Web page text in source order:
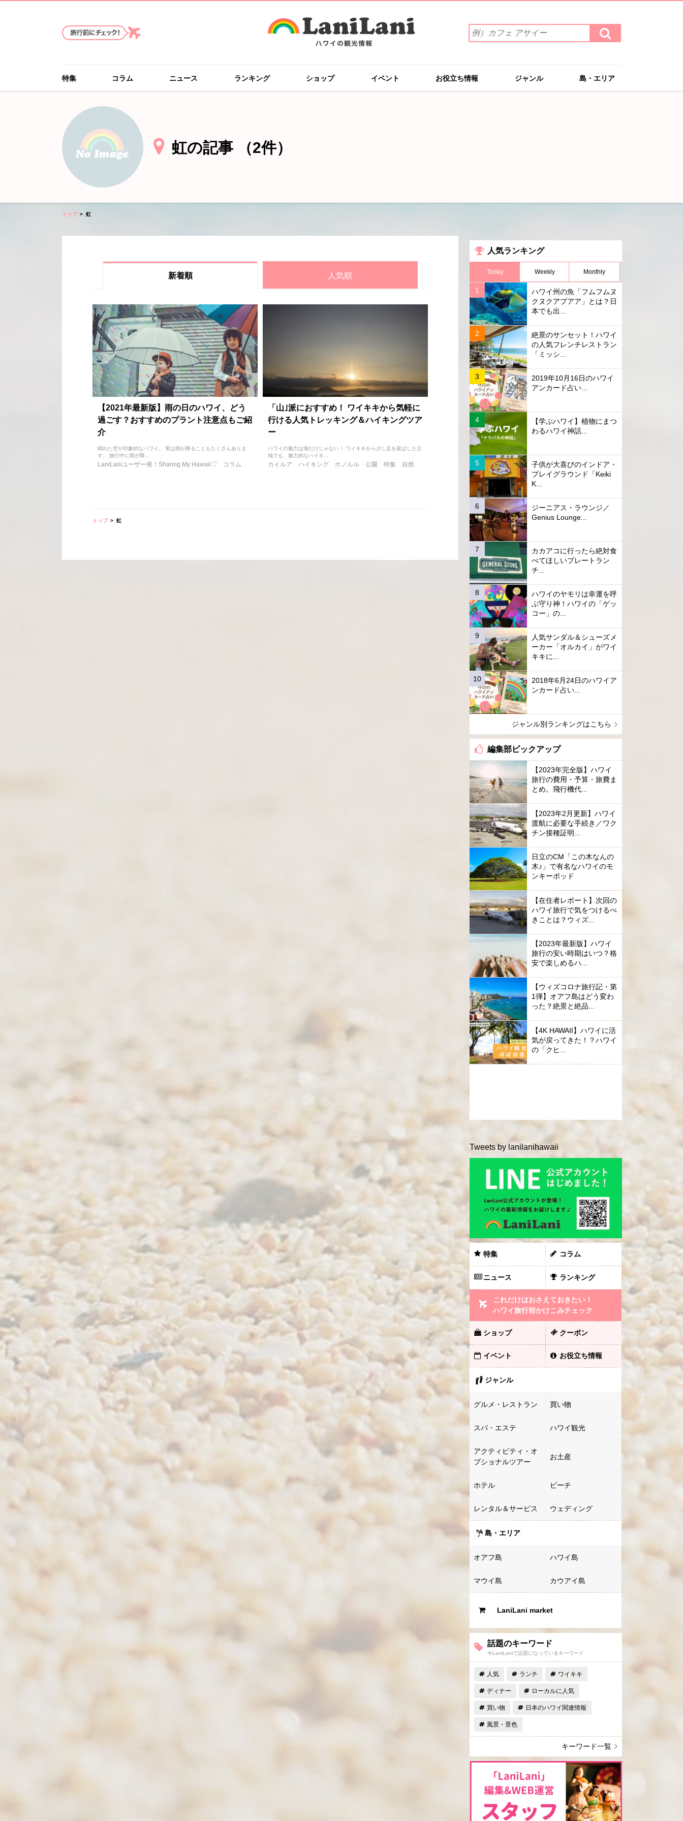
索
ワ
を
入
ー
検
索
す
特集 コラム ニュース ランキング ショップ イベント お役立ち情報 ジャンル 島・エリア
虹の記事 （2件）
トップ 虹
新着順 人気順
【2021年最新版】雨の日のハワイ、どう
過ごす？おすすめのプラント注意点もご紹
介
晴れた空が印象的なハワイ。 実は雨が降ることもたくさんありま
す。 旅行中に雨が降...
LaniLaniユーザー発！Sharing My Hawaii♡ コラム
「山｣派におすすめ！ ワイキキから気軽に
行ける人気トレッキング＆ハイキングツア
ー
ハワイの魅力は海だけじゃない！ ワイキキから少し足を延ばした立
地でも、魅力的なハイキ...
カイルア ハイキング ホノルル 公園 特集 自然
トップ 虹
人気ランキング
Today Weekly Monthly
ハワイ州の魚「フムフムヌ
クヌクアプアア」とは？日
本でも出...
絶景のサンセット！ハワイ
の人気フレンチレストラン
「ミッシ...
2019年10月16日のハワイ
アンカード占い...
【学ぶハワイ】植物にまつ
わるハワイ神話...
子供が大喜びのインドア・
プレイグラウンド「Keiki
K...
ジーニアス・ラウンジ／
Genius Lounge...
カカアコに行ったら絶対食
べてほしいプレートラン
チ...
ハワイのヤモリは幸運を呼
ぶ守り神！ハワイの「ゲッ
コー」の...
人気サンダル＆シューズメ
ーカー「オルカイ」がワイ
キキに...
2018年6月24日のハワイア
ンカード占い...
ジャンル別ランキングはこちら
編集部ピックアップ
【2023年完全版】ハワイ
旅行の費用・予算・旅費ま
とめ。飛行機代...
【2023年2月更新】ハワイ
渡航に必要な手続き／ワク
チン接種証明...
日立のCM「この木なんの
木♪」で有名なハワイのモ
ンキーポッド
【在住者レポート】次回の
ハワイ旅行で気をつけるべ
きことは？ウィズ...
【2023年最新版】ハワイ
旅行の安い時期はいつ？格
安で楽しめるハ...
【ウィズコロナ旅行記・第
1弾】オアフ島はどう変わ
った？絶景と絶品...
【4K HAWAII】ハワイに活
気が戻ってきた！？ハワイ
の「クヒ...
Tweets by lanilanihawaii
特集 コラム
ニュース ランキング
これだけはおさえておきたい！
ハワイ旅行前かけこみチェック
ショップ クーポン
イベント お役立ち情報
ジャンル
グルメ・レストラン 買い物
スパ・エステ ハワイ観光
アクティビティ・オ
プショナルツアー
お土産
ホテル ビーチ
レンタル＆サービス ウェディング
島・エリア
オアフ島 ハワイ島
マウイ島 カウアイ島
LaniLani market
話題のキーワード
今LaniLaniで話題になっているキーワード
人気 ランチ ワイキキ
ディナー ローカルに人気
買い物 日本のハワイ関連情報
風景・景色
キーワード一覧